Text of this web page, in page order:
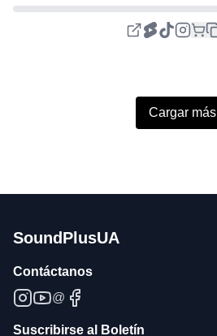
Cargar más
SoundPlusUA
Contáctanos
@
Suscribirse al Boletín